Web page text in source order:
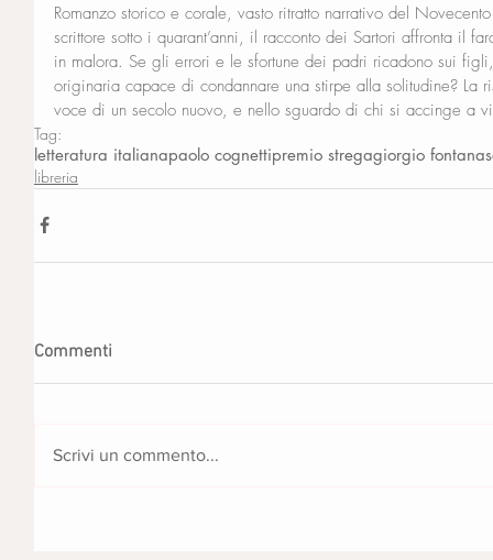
Romanzo storico e corale, vasto ritratto narrativo del
scrittore sotto i quarant’anni, il racconto dei Sartori affronta il
in malora. Se gli errori e le sfortune dei padri ricadono sui
originaria capace di condannare una stirpe alla solitudine? La
voce di un secolo nuovo, e nello sguardo di chi si accinge a
Tag:
letteratura italianapaolo cognettipremio stregagiorgio fontana
libreria
Commenti
Scrivi un commento...